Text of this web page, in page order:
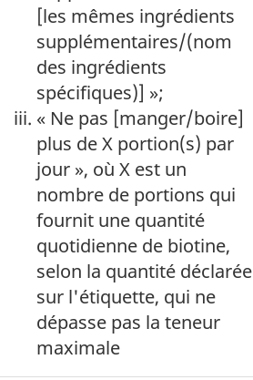
[les mêmes ingrédients
supplémentaires/(nom
des ingrédients
spécifiques)] »;
« Ne pas [manger/boire]
plus de X portion(s) par
jour », où X est un
nombre de portions qui
fournit une quantité
quotidienne de biotine,
selon la quantité déclarée
sur l'étiquette, qui ne
dépasse pas la teneur
maximale